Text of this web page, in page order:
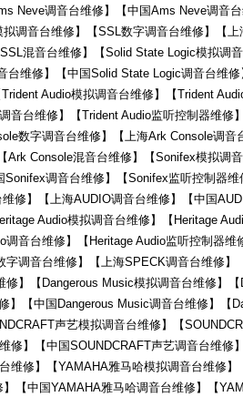
Neve调音台维修】【中国Ams Neve调音
调音台维修】【SSL数字调音台维修】【
SSL混音台维修】【Solid State Logic模拟调
台维修】【中国Solid State Logic调音台维
Audio模拟调音台维修】【Trident
音台维修】【Trident Audio监听控制器维修
数字调音台维修】【上海Ark Console调
Ark Console混音台维修】【Sonifex模拟调
调音台维修】【Sonifex监听控制器
修】【上海AUDIO调音台维修】【中国
Audio模拟调音台维修】【Heritage
调音台维修】【Heritage Audio监听控制器
字调音台维修】【上海SPECK调音台维修
修】【Dangerous Music模拟调音台维修】
】【中国Dangerous Music调音台维修】【
声艺模拟调音台维修】【
修】【中国SOUNDCRAFT声艺调音台维修
维修】【YAMAHA雅马哈模拟调音台维修
【中国YAMAHA雅马哈调音台维修】【